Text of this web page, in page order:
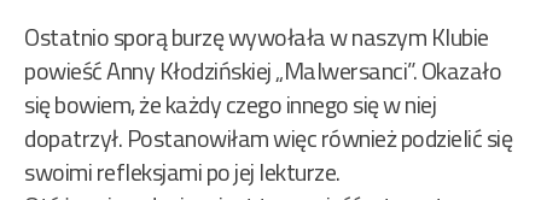
Ostatnio sporą burzę wywołała w naszym Klubie
powieść Anny Kłodzińskiej „Malwersanci”. Okazało
się bowiem, że każdy czego innego się w niej
dopatrzył. Postanowiłam więc również podzielić się
swoimi refleksjami po jej lekturze.